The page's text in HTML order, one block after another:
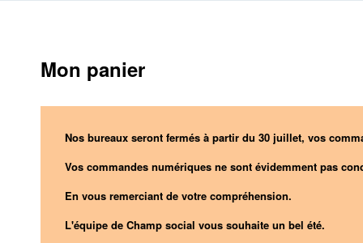
Mon panier
Nos bureaux seront fermés à partir du 30 juillet, vos
Vos commandes numériques ne sont évidemment pas
En vous remerciant de votre compréhension.
L'équipe de Champ social vous souhaite un bel été.